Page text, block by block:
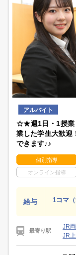
アルバイト
☆★週1日・1授業
業した学生大歓迎
できます♪♪
個別指導
オンライン指導
給与 1コマ
最寄り駅
JR
JR